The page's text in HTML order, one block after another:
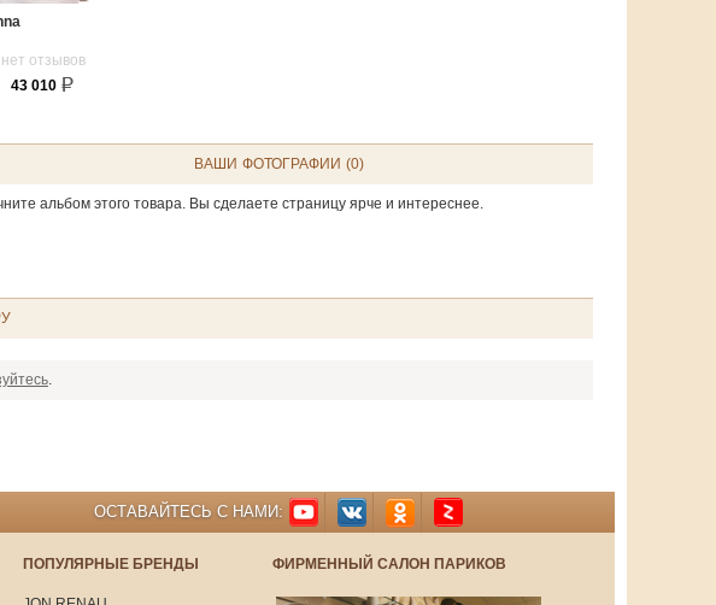
нет отзывов
43 010
ВАШИ ФОТОГРАФИИ (0)
альбом этого товара. Вы сделаете страницу ярче и интереснее.
.
ОСТАВАЙТЕСЬ С НАМИ:
ПОПУЛЯРНЫЕ БРЕНДЫ ФИРМЕННЫЙ САЛОН ПАРИКОВ